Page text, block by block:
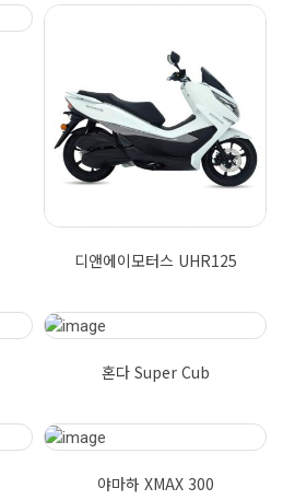
디앤에이모터스 UHR125
혼다 Super Cub
야마하 XMAX 300